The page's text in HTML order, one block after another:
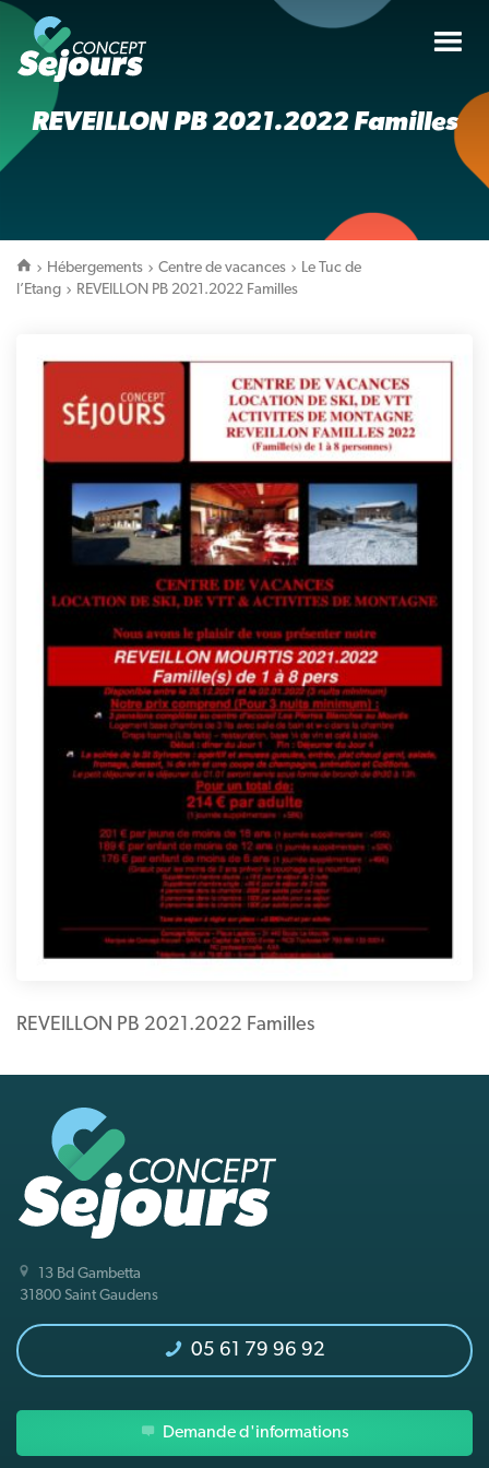
REVEILLON PB 2021.2022 Familles
Hébergements Centre de vacances
Le Tuc de
l’Etang
REVEILLON PB 2021.2022 Familles
REVEILLON PB 2021.2022 Familles
13 Bd Gambetta
31800 Saint Gaudens
05 61 79 96 92
Demande d'informations